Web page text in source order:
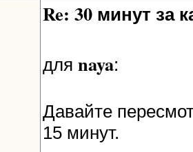
Re: 30 минут за
для naya:
Давайте
15 минут.